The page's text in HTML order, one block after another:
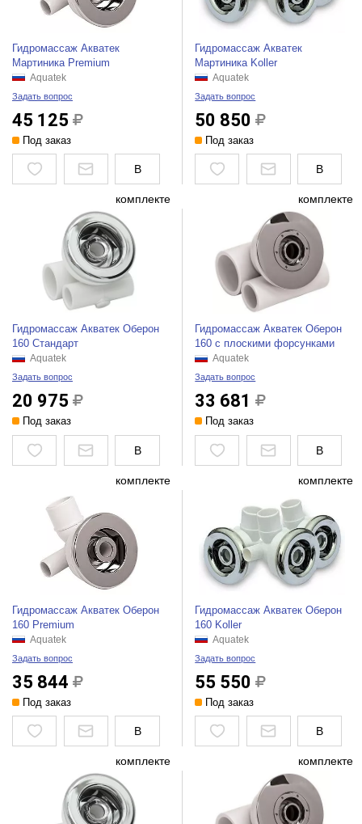
Гидромассаж Акватек
Мартиника Premium
Aquatek
Задать вопрос
45 125
Под заказ
В
комплекте
Гидромассаж Акватек
Мартиника Koller
Aquatek
Задать вопрос
50 850
Под заказ
В
комплекте
Гидромассаж Акватек Оберон
160 Стандарт
Aquatek
Задать вопрос
20 975
Под заказ
В
комплекте
Гидромассаж Акватек Оберон
160 с плоскими форсунками
Aquatek
Задать вопрос
33 681
Под заказ
В
комплекте
Гидромассаж Акватек Оберон
160 Premium
Aquatek
Задать вопрос
35 844
Под заказ
В
комплекте
Гидромассаж Акватек Оберон
160 Koller
Aquatek
Задать вопрос
55 550
Под заказ
В
комплекте